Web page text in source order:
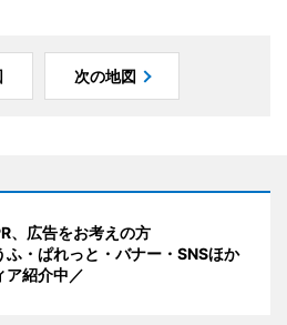
次の地図
、広告をお考えの方
ふ・ぱれっと・バナー・SNSほか
ア紹介中／